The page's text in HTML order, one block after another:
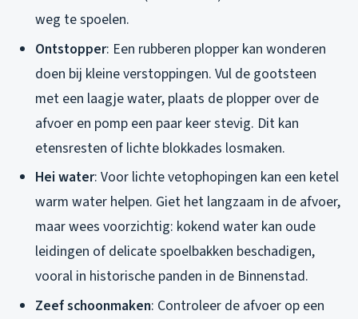
weg te spoelen.
Ontstopper: Een rubberen plopper kan wonderen
doen bij kleine verstoppingen. Vul de gootsteen
met een laagje water, plaats de plopper over de
afvoer en pomp een paar keer stevig. Dit kan
etensresten of lichte blokkades losmaken.
Hei water: Voor lichte vetophopingen kan een ketel
warm water helpen. Giet het langzaam in de afvoer,
maar wees voorzichtig: kokend water kan oude
leidingen of delicate spoelbakken beschadigen,
vooral in historische panden in de Binnenstad.
Zeef schoonmaken: Controleer de afvoer op een